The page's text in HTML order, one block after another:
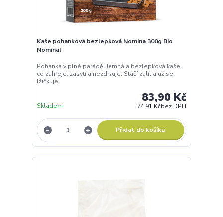
Kaše pohanková bezlepková Nomina 300g Bio
Nominal
Pohanka v plné parádě! Jemná a bezlepková kaše,
co zahřeje, zasytí a nezdržuje. Stačí zalít a už se
lžičkuje!
83,90 Kč
74,91 Kčbez DPH
Skladem
Přidat do košíku